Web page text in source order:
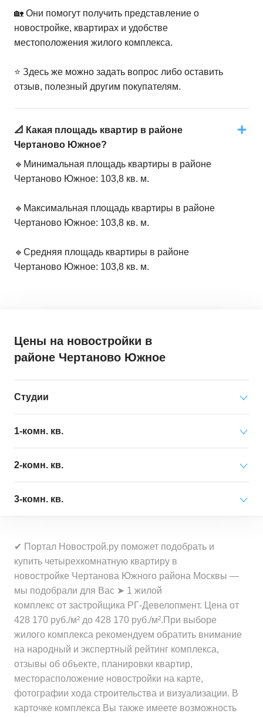
🏡 Они помогут получить представление о
новостройке, квартирах и удобстве
местоположения жилого комплекса.
⭐️ Здесь же можно задать вопрос либо оставить
отзыв, полезный другим покупателям.
📐 Какая площадь квартир в районе
Чертаново Южное?
🔹Минимальная площадь квартиры в районе
Чертаново Южное: 103,8 кв. м.
🔹Максимальная площадь квартиры в районе
Чертаново Южное: 103,8 кв. м.
🔹Средняя площадь квартиры в районе
Чертаново Южное: 103,8 кв. м.
Цены на новостройки в
районе Чертаново Южное
Студии
Минимальная цена от 15 362 000 ₽
Средняя цена
1-комн. кв.
Минимальная цена от 17 998 000 ₽
Средняя цена
за 1 м²
от 487 000 ₽
2-комн. кв.
Минимальная цена от 22 188 000 ₽
Средняя цена
за квартиру
от 24 418 000 ₽
Минимальная цена
за 1 м²
Средняя цена
за 1 м²
от 404 100 ₽
3-комн. кв.
за квартиру
Средняя цена
за квартиру
от 31 797 000 ₽
Минимальная цена
за 1 м²
от 379 500 ₽
Средняя цена
за 1 м²
✔ Портал Новострой.ру поможет подобрать и
купить четырехкомнатную квартиру в
новостройке Чертанова Южного района Москвы —
мы подобрали для Вас ➤ 1 жилой
комплекс от застройщика РГ-Девелопмент. Цена от
428 170 руб./м² до 428 170 руб./м².При выборе
жилого комплекса рекомендуем обратить внимание
на народный и экспертный рейтинг комплекса,
отзывы об объекте, планировки квартир,
месторасположение новостройки на карте,
фотографии хода строительства и визуализации. В
карточке комплекса Вы также имеете возможность